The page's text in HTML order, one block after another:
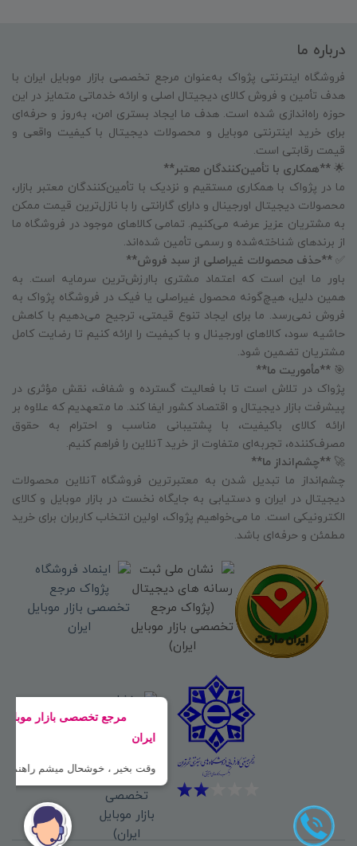
درباره ما
فروشگاه اینترنتی پژواک به‌عنوان مرجع تخصصی بازار موبایل ایران با
هدف تأمین و فروش کالای دیجیتال اصلی و ارائه خدماتی متمایز در این
حوزه راه‌اندازی شده است. هدف ما ایجاد بستری امن، به‌روز و حرفه‌ای
برای خرید اینترنتی موبایل و محصولات دیجیتال با کیفیت واقعی و
قیمت رقابتی است.
🌟 **همکاری با تأمین‌کنندگان معتبر**
ما در پژواک با همکاری مستقیم و نزدیک با تأمین‌کنندگان معتبر بازار،
محصولات دیجیتال اورجینال و دارای گارانتی را با نازل‌ترین قیمت ممکن
به مشتریان عزیز عرضه می‌کنیم. تمامی کالاهای موجود در فروشگاه ما
از برندهای شناخته‌شده و رسمی تأمین شده‌اند.
✅ **حذف محصولات غیراصلی از سبد فروش**
باور ما این است که اعتماد مشتری باارزش‌ترین سرمایه است. به
همین دلیل، هیچ‌گونه محصول غیراصلی یا فیک در فروشگاه پژواک به
فروش نمی‌رسد. ما برای ایجاد تنوع قیمتی، ترجیح می‌دهیم با کاهش
حاشیه سود، کالاهای اورجینال و با کیفیت را ارائه کنیم تا رضایت کامل
مشتریان تضمین شود.
🎯 **مأموریت ما**
پژواک در تلاش است تا با فعالیت گسترده و شفاف، نقش مؤثری در
پیشرفت بازار دیجیتال و اقتصاد کشور ایفا کند. ما متعهدیم که علاوه بر
ارائه کالای باکیفیت، با پشتیبانی مناسب و احترام به حقوق
مصرف‌کننده، تجربه‌ای متفاوت از خرید آنلاین را فراهم کنیم.
🚀 **چشم‌انداز ما**
چشم‌انداز ما تبدیل شدن به معتبرترین فروشگاه آنلاین محصولات
دیجیتال در ایران و دستیابی به جایگاه نخست در بازار موبایل و کالای
الکترونیکی است. ما می‌خواهیم پژواک، اولین انتخاب کاربران برای خرید
مطمئن و حرفه‌ای باشد.